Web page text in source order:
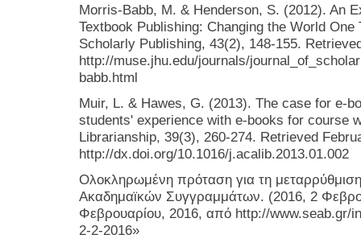
Morris-Babb, M. & Henderson, S. (2012). An
Textbook Publishing: Changing the World
Scholarly Publishing, 43(2), 148-155.
http://muse.jhu.edu/journals/
babb.html
Muir, L. & Hawes, G. (2013). The case for e-
students' experience with e-books for course
Librarianship, 39(3), 260-274. Retrieved
http://dx.doi.org/10.1016/j.acalib.2013.01.002
Ολοκληρωμένη πρόταση για τη μεταρρύθμιση
Ακαδημαϊκών Συγγραμμάτων. (2016, 2
Φεβρουαρίου, 2016, από http://www.seab.gr/
2-2-2016»